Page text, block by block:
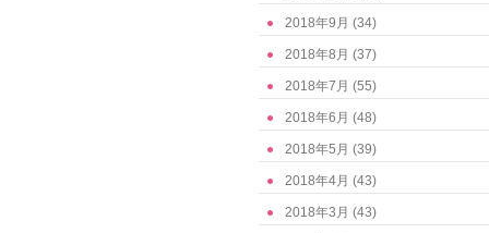
2018年9月 (34)
2018年8月 (37)
2018年7月 (55)
2018年6月 (48)
2018年5月 (39)
2018年4月 (43)
2018年3月 (43)